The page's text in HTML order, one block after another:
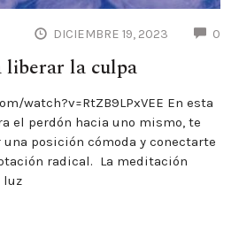
DICIEMBRE 19, 2023 0
liberar la culpa
watch?v=RtZB9LPxVEE En esta
el perdón hacia uno mismo, te
posición cómoda y conectarte
radical. La meditación
luz